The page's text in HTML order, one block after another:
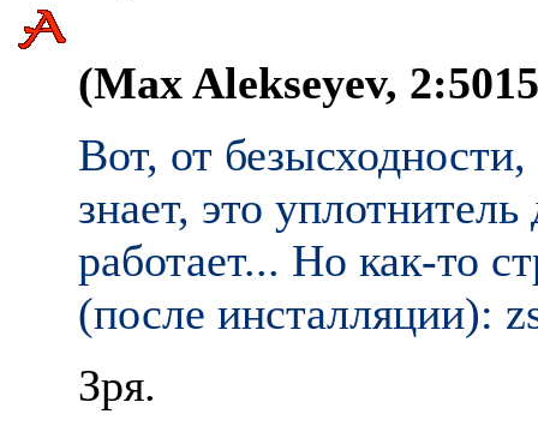
(Max Alekseyev,
Вот, от
знает, это
pаботает... Hо как-то
(после инсталляции):
Зря.